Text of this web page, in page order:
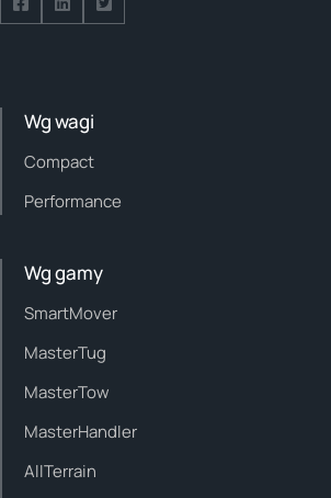
Follow us on Facebook
Follow us on Facebook
Follow us on Facebook
Wg wagi
Compact
Performance
Wg gamy
SmartMover
MasterTug
MasterTow
MasterHandler
AllTerrain